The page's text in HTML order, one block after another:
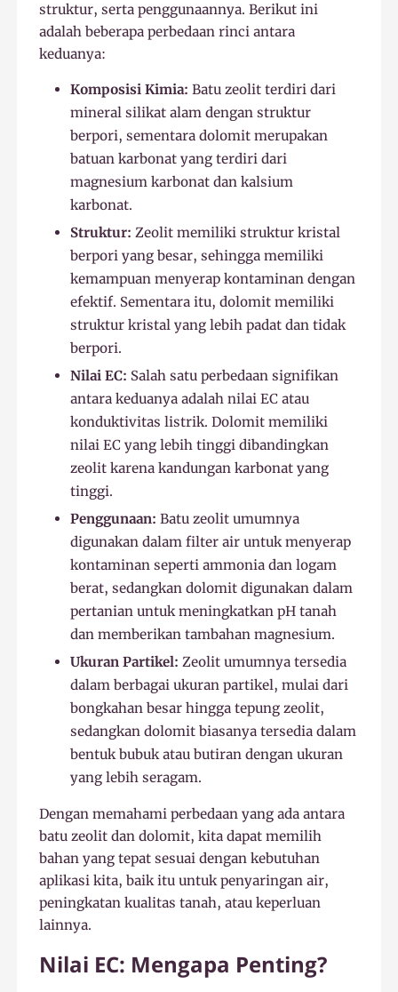
struktur, serta penggunaannya. Berikut ini
adalah beberapa perbedaan rinci antara
keduanya:
Komposisi Kimia: Batu zeolit terdiri dari
mineral silikat alam dengan struktur
berpori, sementara dolomit merupakan
batuan karbonat yang terdiri dari
magnesium karbonat dan kalsium
karbonat.
Struktur: Zeolit memiliki struktur kristal
berpori yang besar, sehingga memiliki
kemampuan menyerap kontaminan dengan
efektif. Sementara itu, dolomit memiliki
struktur kristal yang lebih padat dan tidak
berpori.
Nilai EC: Salah satu perbedaan signifikan
antara keduanya adalah nilai EC atau
konduktivitas listrik. Dolomit memiliki
nilai EC yang lebih tinggi dibandingkan
zeolit karena kandungan karbonat yang
tinggi.
Penggunaan: Batu zeolit umumnya
digunakan dalam filter air untuk menyerap
kontaminan seperti ammonia dan logam
berat, sedangkan dolomit digunakan dalam
pertanian untuk meningkatkan pH tanah
dan memberikan tambahan magnesium.
Ukuran Partikel: Zeolit umumnya tersedia
dalam berbagai ukuran partikel, mulai dari
bongkahan besar hingga tepung zeolit,
sedangkan dolomit biasanya tersedia dalam
bentuk bubuk atau butiran dengan ukuran
yang lebih seragam.
Dengan memahami perbedaan yang ada antara
batu zeolit dan dolomit, kita dapat memilih
bahan yang tepat sesuai dengan kebutuhan
aplikasi kita, baik itu untuk penyaringan air,
peningkatan kualitas tanah, atau keperluan
lainnya.
Nilai EC: Mengapa Penting?